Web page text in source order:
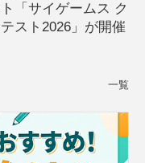
「サイゲームス ク
スト2026」が開催
一覧